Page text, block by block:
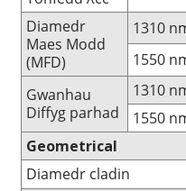
Diamedr
Maes Modd
(MFD)
1310
1550
Gwanhau
Diffyg parhad
1310
1550
Geometrical
Diamedr cladin